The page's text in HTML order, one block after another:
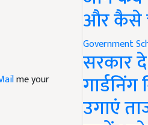
और कैसे
Government
सरकार
उगाएं